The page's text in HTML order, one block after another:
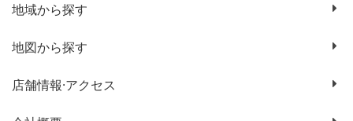
地域から探す
地図から探す
店舗情報·アクセス